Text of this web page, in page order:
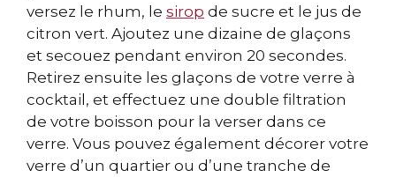
versez le rhum, le sirop de sucre et le jus de
citron vert. Ajoutez une dizaine de glaçons
et secouez pendant environ 20 secondes.
Retirez ensuite les glaçons de votre verre à
cocktail, et effectuez une double filtration
de votre boisson pour la verser dans ce
verre. Vous pouvez également décorer votre
verre d’un quartier ou d’une tranche de